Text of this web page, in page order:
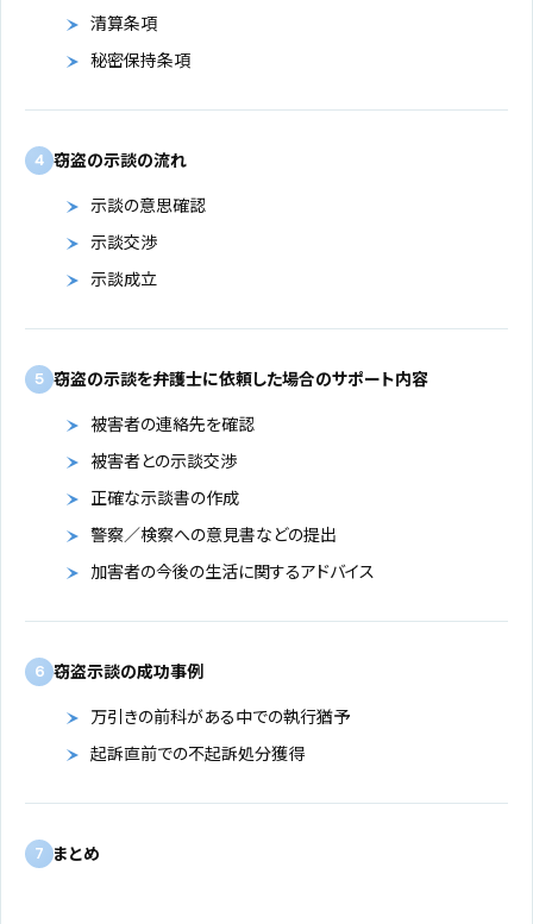
清算条項
秘密保持条項
4 窃盗の示談の流れ
示談の意思確認
示談交渉
示談成立
5 窃盗の示談を弁護士に依頼した場合のサポート内容
被害者の連絡先を確認
被害者との示談交渉
正確な示談書の作成
警察／検察への意見書などの提出
加害者の今後の生活に関するアドバイス
6 窃盗示談の成功事例
万引きの前科がある中での執行猶予
起訴直前での不起訴処分獲得
7 まとめ